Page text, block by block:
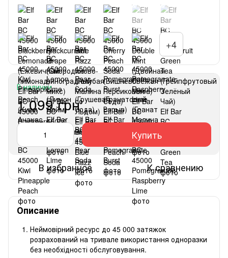
+4
В наличии
1 099 грн
Купить
В избранное К сравнению
Описание
Неймовірний ресурс до 45 000 затяжок
розрахований на тривале використання одноразки
без необхідності обслуговування.